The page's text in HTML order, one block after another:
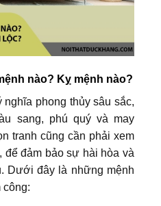
nào? Kỵ mệnh nào?
nghĩa phong thủy sâu sắc,
sang, phú quý và may
tranh cũng cần phải xem
để đảm bảo sự hài hòa và
Dưới đây là những mệnh
công: